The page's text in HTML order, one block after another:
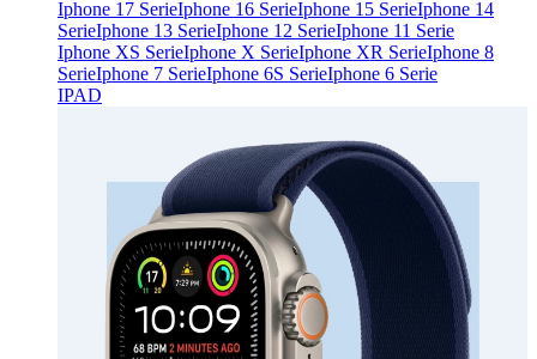
Iphone 17 SerieIphone 16 SerieIphone 15 SerieIphone 14
SerieIphone 13 SerieIphone 12 SerieIphone 11 Serie
Iphone XS SerieIphone X SerieIphone XR SerieIphone 8
SerieIphone 7 SerieIphone 6S SerieIphone 6 Serie
IPAD